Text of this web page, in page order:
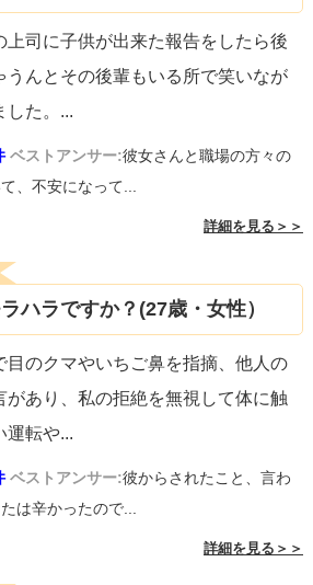
上司に子供が出来た報告をしたら後
うんとその後輩もいる所で笑いなが
た。 ...
ベストアンサー:彼女さんと職場の方々の
、不安になって...
詳細を見る＞＞
ハラですか？(27歳・女性）
目のクマやいちご鼻を指摘、他人の
があり、私の拒絶を無視して体に触
運転や...
ベストアンサー:彼からされたこと、言わ
は辛かったので...
詳細を見る＞＞